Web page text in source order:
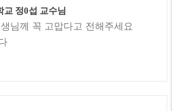
교 정0섭 교수님
님께 꼭 고맙다고 전해주세요